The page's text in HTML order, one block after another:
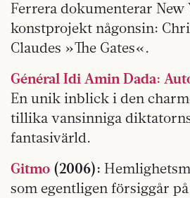
Ferrera dokumenterar New
konstprojekt ­någonsin:
Claudes »The Gates«.
Général Idi Amin Dada:
En unik inblick i den
tillika vansinniga
fantasivärld.
Gitmo (2006):
som egentligen försiggår